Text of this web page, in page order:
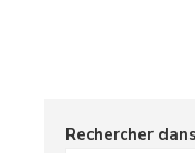
Rechercher